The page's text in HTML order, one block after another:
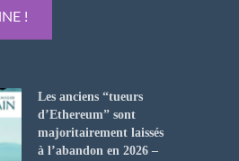
Les anciens “tueurs
d’Ethereum” sont
majoritairement laissés
à l’abandon en 2026 –